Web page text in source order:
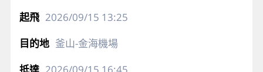
2026/09/15 13:25
釜山-金海機場